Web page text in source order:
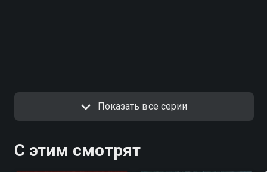
Показать все серии
С этим смотрят